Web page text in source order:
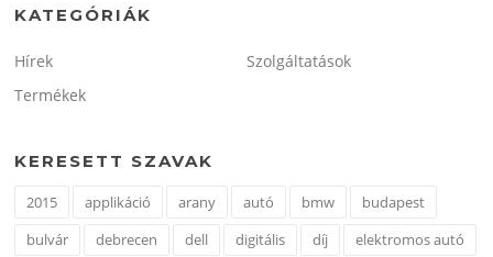
KATEGÓRIÁK
Hírek
Szolgáltatások
Termékek
KERESETT SZAVAK
2015 applikáció arany autó bmw
budapest
bulvár
debrecen dell digitális díj elektromos autó